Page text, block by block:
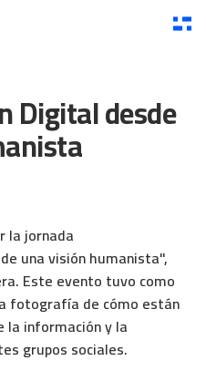
Digital desde
la jornada
una visión humanista",
Este evento tuvo como
fotografía de cómo están
la información y la
grupos sociales.